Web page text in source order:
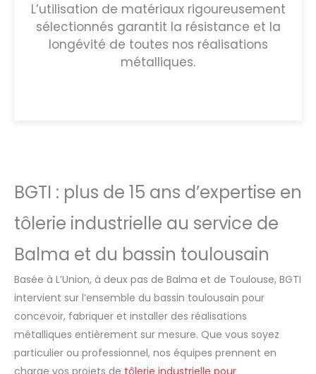
L’utilisation de matériaux rigoureusement
sélectionnés garantit la résistance et la
longévité de toutes nos réalisations
métalliques.
BGTI : plus de 15 ans d’expertise en
tôlerie industrielle au service de
Balma et du bassin toulousain
Basée à L’Union, à deux pas de Balma et de Toulouse, BGTI
intervient sur l’ensemble du bassin toulousain pour
concevoir, fabriquer et installer des réalisations
métalliques entièrement sur mesure. Que vous soyez
particulier ou professionnel, nos équipes prennent en
charge vos projets de tôlerie industrielle pour